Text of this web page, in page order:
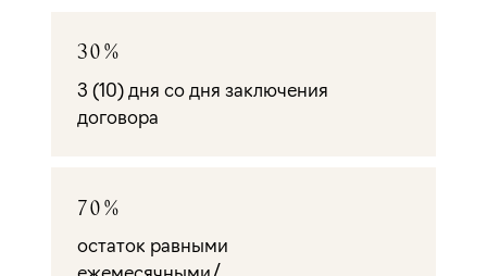
30%
3 (10) дня со дня заключения
договора
70%
остаток равными